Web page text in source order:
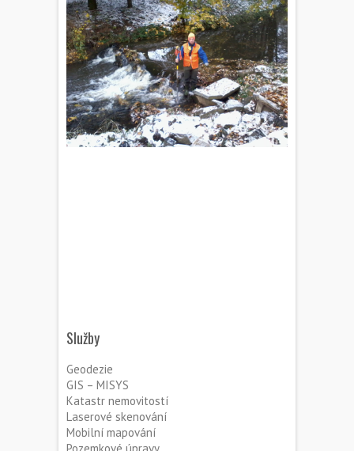
Služby
Geodezie
GIS – MISYS
Katastr nemovitostí
Laserové skenování
Mobilní mapování
Pozemkové úpravy